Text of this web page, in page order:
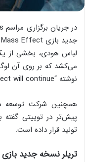
لباس هودی، بخشی از یک
نوشته “Mass Effect will continue” به پایان می‌رسد.
همچنین شرکت توسعه
پیش‌تر در توییتی گفته
تولید قرار داده است.
تریلر نسخه جدید بازی Mass Effect